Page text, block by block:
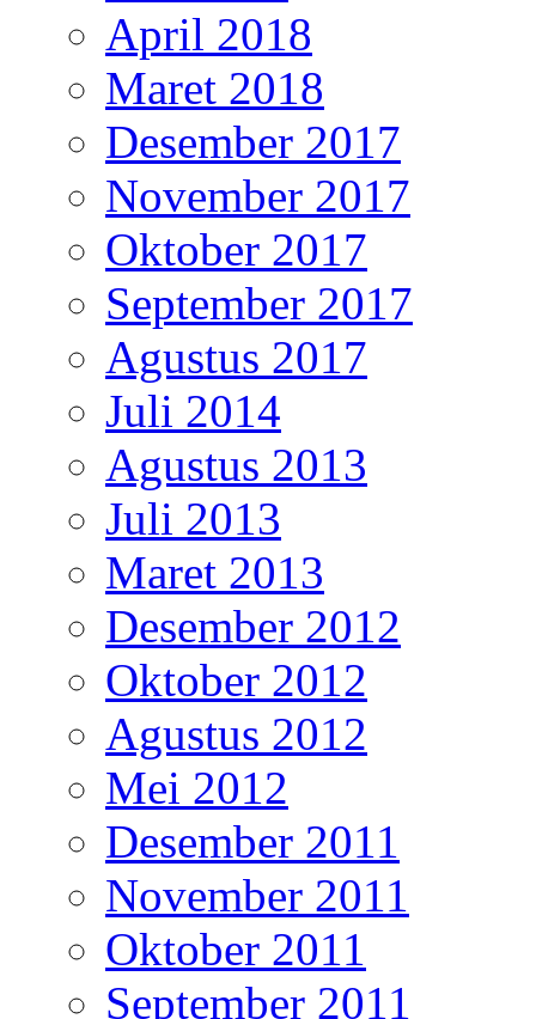
April 2018
Maret 2018
Desember 2017
November 2017
Oktober 2017
September 2017
Agustus 2017
Juli 2014
Agustus 2013
Juli 2013
Maret 2013
Desember 2012
Oktober 2012
Agustus 2012
Mei 2012
Desember 2011
November 2011
Oktober 2011
September 2011